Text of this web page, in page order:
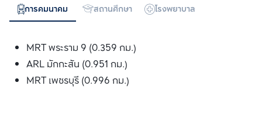
การคมนาคม สถานศึกษา โรงพยาบาล
MRT พระราม 9 (0.359 กม.)
ARL มักกะสัน (0.951 กม.)
MRT เพชรบุรี (0.996 กม.)